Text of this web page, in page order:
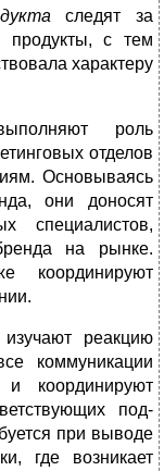
следят за
продукты, с тем
характеру
роль
отделов
Основываясь
они доносят
специалистов,
на рынке.
координи­руют
изучают реакцию
коммуникации
координируют
под­
при выводе
где возникает